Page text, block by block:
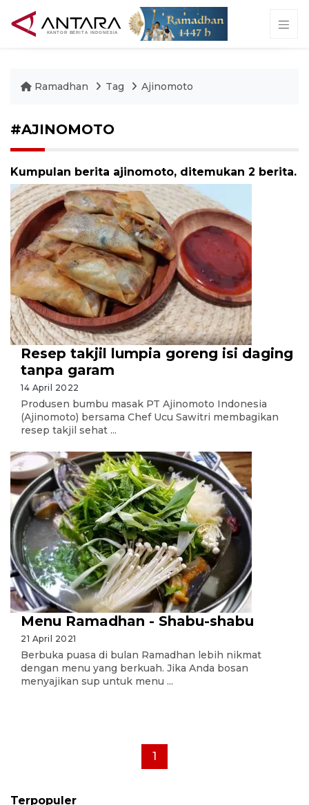
Ramadhan Tag Ajinomoto
#AJINOMOTO
Kumpulan berita ajinomoto, ditemukan 2 berita.
Resep takjil lumpia goreng isi daging
tanpa garam
14 April 2022
Produsen bumbu masak PT Ajinomoto Indonesia
(Ajinomoto) bersama Chef Ucu Sawitri membagikan
resep takjil sehat ...
Menu Ramadhan - Shabu-shabu
21 April 2021
Berbuka puasa di bulan Ramadhan lebih nikmat
dengan menu yang berkuah. Jika Anda bosan
menyajikan sup untuk menu ...
1
Terpopuler